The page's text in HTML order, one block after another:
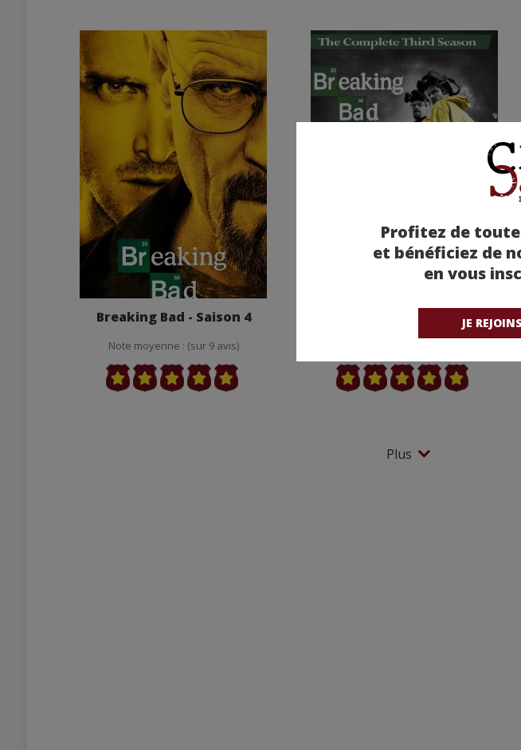
Profitez de
et bénéficiez de
en vous
JE
Breaking Bad - Saison 4
Note moyenne : (sur 9 avis)
Breaking Bad - Saison 3
Plus